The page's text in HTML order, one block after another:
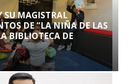
SU MAGISTRAL
DE “LA NIÑA DE LAS
BIBLIOTECA DE